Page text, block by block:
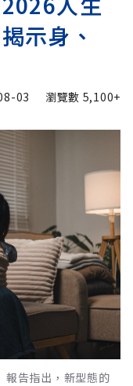
示身、
03 瀏覽數 5,100+
報告指出，新型態的